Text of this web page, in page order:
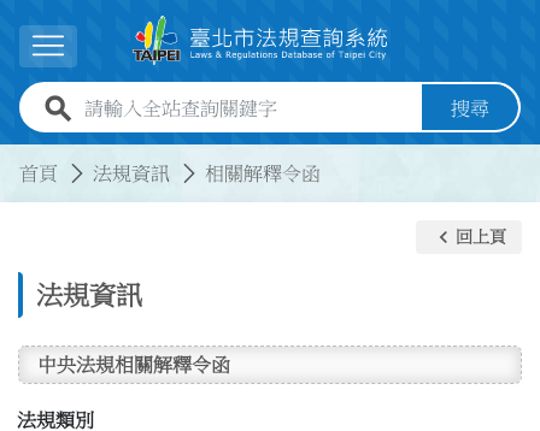
展開選單
全站查詢關鍵字欄位 搜尋
首頁 法規資訊 相關解釋令函
法規資訊
keyboard_arrow_left 回上頁
中央法規相關解釋令函
法規類別